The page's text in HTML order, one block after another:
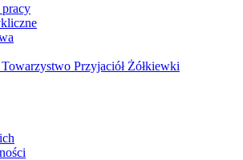
pracy
Przyjaciół Żółkiewki